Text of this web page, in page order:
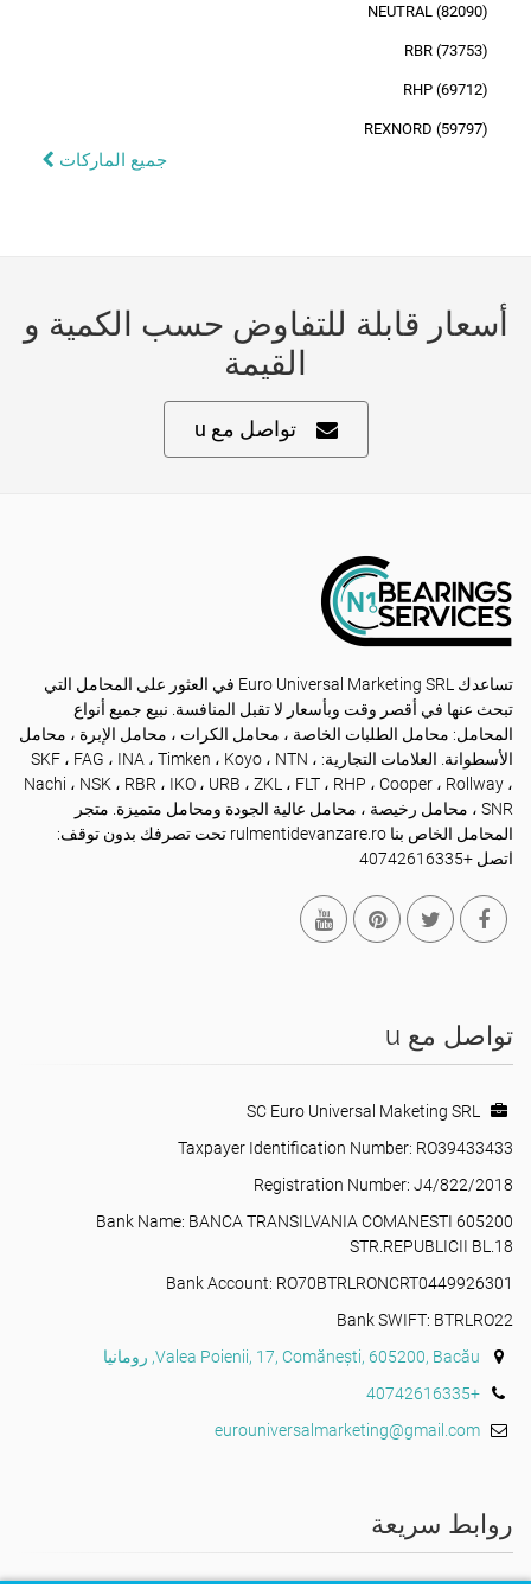
NEUTRAL (82090)
RBR (73753)
RHP (69712)
REXNORD (59797)
جميع الماركات
أسعار قابلة للتفاوض حسب الكمية و
القيمة
تواصل مع u
تساعدك Euro Universal Marketing SRL في العثور على المحامل التي
تبحث عنها في أقصر وقت وبأسعار لا تقبل المنافسة. نبيع جميع أنواع
المحامل: محامل الطلبات الخاصة ، محامل الكرات ، محامل الإبرة ، محامل
الأسطوانة. العلامات التجارية: SKF ، FAG ، INA ، Timken ، Koyo ، NTN ،
Nachi ، NSK ، RBR ، IKO ، URB ، ZKL ، FLT ، RHP ، Cooper ، Rollway ،
SNR ، محامل رخيصة ، محامل عالية الجودة ومحامل متميزة. متجر
المحامل الخاص بنا rulmentidevanzare.ro تحت تصرفك بدون توقف:
اتصل +40742616335
تواصل مع u
Taxpayer Identification Number: RO39433433
Registration Number: J4/822/2018
Bank Name: BANCA TRANSILVANIA COMANESTI 605200
STR.REPUBLICII BL.18
Bank Account: RO70BTRLRONCRT0449926301
Bank SWIFT: BTRLRO22
Valea Poienii, 17, Comănești, 605200, Bacău, رومانيا
+40742616335
eurouniversalmarketing@gmail.com
روابط سريعة